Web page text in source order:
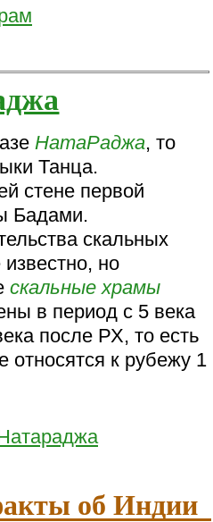
НатаРаджа, то
Танца.
стене первой
Бадами.
скальных
но
скальные храмы
в период с 5 века
после РХ, то есть
к рубежу 1
об Индии